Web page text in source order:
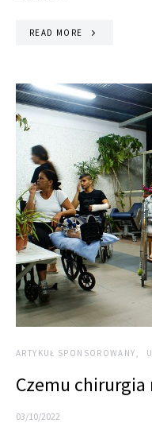
READ MORE
ARTYKUŁ SPONSOROWANY
Czemu chirurgia
03/10/2022